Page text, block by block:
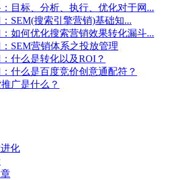
目标、分析、执行、优化对于网...
SEM(搜索引擎营销)基础知...
如何优化搜索营销效果转化漏斗...
SEM营销体系之投放管理
什么是转化以及ROI？
什么是百度竞价创意通配符？
广是什么？
化